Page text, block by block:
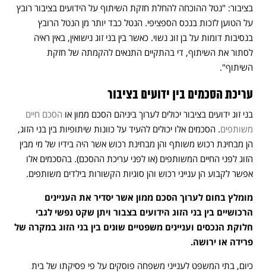
בציבור: "נטל ההוכחה להחלת חזקת השיתוף על הידועים בציבור רובץ
על הטוען לזכות בנכס הספציפי. הנטל כבד יותר מן הנטל הרובץ
בנסיבות דומות על בן זוג נשוי. כאשר בין בני זוג נישואין, באין ראיה
לסתור את השיתוף, די בהתקיים התנאים להקמתה של חזקת
השיתוף".
עריכת הסכמים בין ידועים בציבור
בני זוג ידועים בציבור יכולים לערוך ביניהם הסכם ממון או הסכם חיים
משותפים. הסכמים אלו יכולים להעיד על כוונות שיתופיות בין בני הזוג,
הן מבחינת רכוש משותף והן מבחינת רכוש אשר היה בידיו של מי מבין
הזוג לפני החיים המשותפים (או לפני עריכת ההסכם). בהסכמים אלו
אפשר לקבוע הן ענייני רכוש והן סוגיות הקשורות בילדים משותפים.
מומלץ בחום לערוך הסכם ממון אשר יסדיר את העניינים
הרכושיים בין בני הזוג הידועים בצבור ויתן שקט נפשי לגבי
חלוקת הנכסים ועניינים משפטיים שונים בין בני הזוג במקרה של
פרידה או ירושה.
כיום, בתי המשפט לענייני משפחה פוסקים על פי פסיקתו של בית